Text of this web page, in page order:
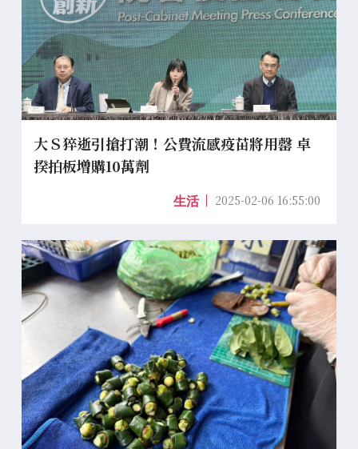
大Ｓ猝逝引搶打潮！公費流感疫苗將用罄 卓
揆拍板增購10萬劑
生活 2025-02-06 16:55:00